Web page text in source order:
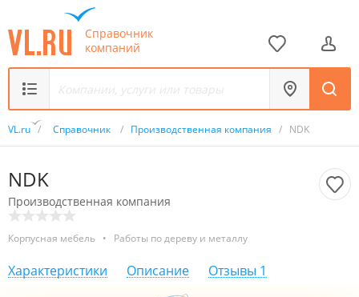
Справочник
компаний
VL.ru / Справочник / Производственная компания / NDK
NDK
Производственная компания
Корпусная мебель • Работы по дереву и металлу
Характеристики Описание Отзывы 1